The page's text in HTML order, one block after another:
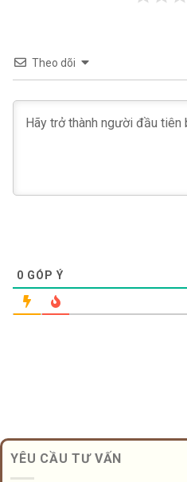
Theo dõi
0 GÓP Ý
YÊU CẦU TƯ VẤN